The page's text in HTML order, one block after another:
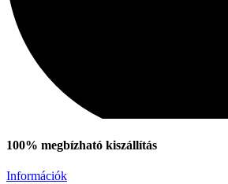
100% megbízható kiszállítás
Információk